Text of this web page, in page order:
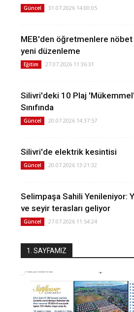
Güncel 31.07.2026 14:00:05
MEB'den öğretmenlere
yeni düzenleme
Eğitim 27.07.2026 11:36:31
Silivri'deki 10 Plaj
Sınıfında
Güncel 20.07.2026 14:37:57
Silivri'de elektrik kesintisi
Güncel 20.07.2026 13:21:32
Selimpaşa Sahili Yenileniyor:
ve seyir terasları geliyor
Güncel 27.07.2026 11:54:24
1. SAYFAMIZ